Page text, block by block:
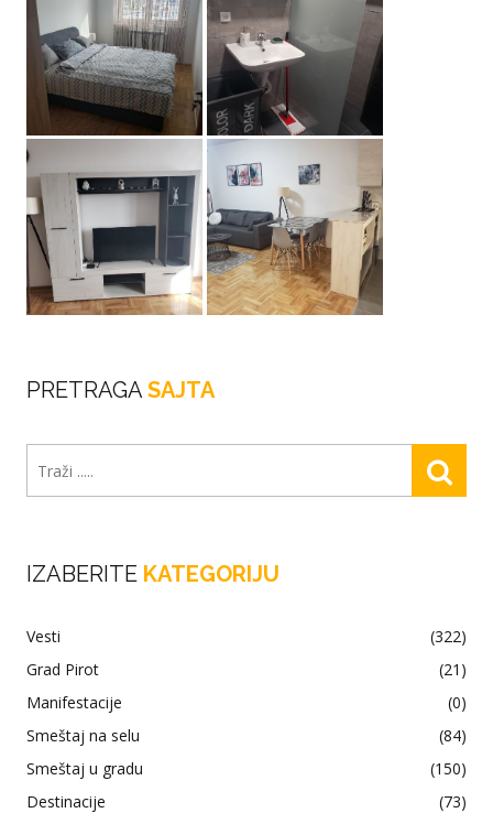
PRETRAGA SAJTA
IZABERITE KATEGORIJU
Vesti
(322)
Grad Pirot
(21)
Manifestacije
(0)
Smeštaj na selu
(84)
Smeštaj u gradu
(150)
Destinacije
(73)